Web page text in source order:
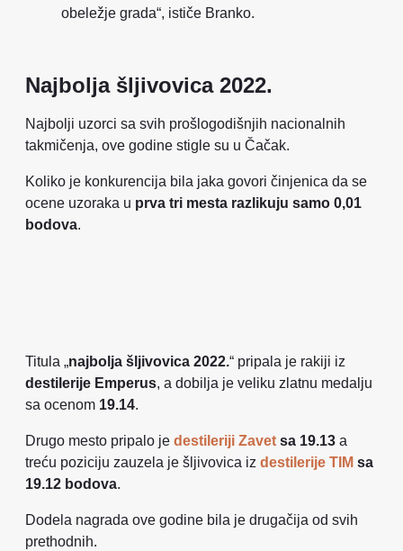
obeležje grada“, ističe Branko.
Najbolja šljivovica 2022.
Najbolji uzorci sa svih prošlogodišnjih nacionalnih
takmičenja, ove godine stigle su u Čačak.
Koliko je konkurencija bila jaka govori činjenica da se
ocene uzoraka u prva tri mesta razlikuju samo 0,01
bodova.
Titula „najbolja šljivovica 2022.“ pripala je rakiji iz
destilerije Emperus, a dobilja je veliku zlatnu medalju
sa ocenom 19.14.
Drugo mesto pripalo je destileriji Zavet sa 19.13 a
treću poziciju zauzela je šljivovica iz destilerije TIM sa
19.12 bodova.
Dodela nagrada ove godine bila je drugačija od svih
prethodnih.